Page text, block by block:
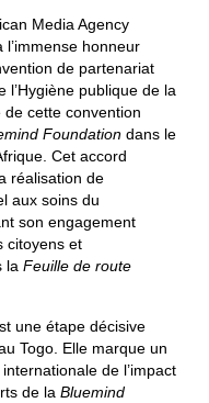
Media Agency
l’immense honneur
de partenariat
l’Hygiène publique de la
cette convention
Foundationdans le
Cet accord
réalisation de
aux soins du
son engagement
citoyens et
la Feuille de route
une étape décisive
Togo. Elle marque un
de l’impact
de la Bluemind